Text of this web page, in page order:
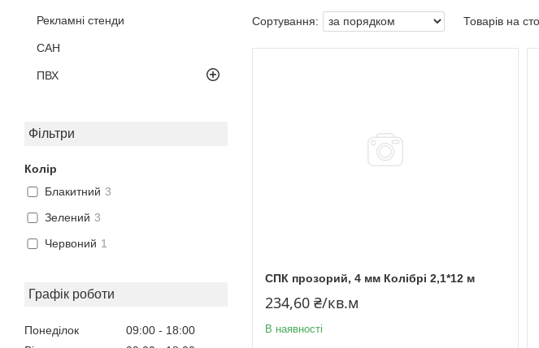
Рекламні стенди
САН
ПВХ
Фільтри
Колір
Блакитний 3
Зелений 3
Червоний 1
Графік роботи
Понеділок 09:00
18:00
СПК прозорий, 4 мм Колібрі 2,1*12 м
234,60 ₴/кв.м
В наявності